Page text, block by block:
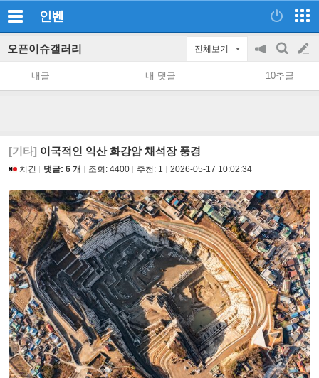
인벤
오픈이슈갤러리 전체보기
공
지
on/off
검
색
글
쓰
내글 내 댓글 10추글
[기타] 이국적인 익산 화강암 채석장 풍경
치킨 댓글: 6 개 조회: 4400 추천: 1 2026-05-17 10:02:34